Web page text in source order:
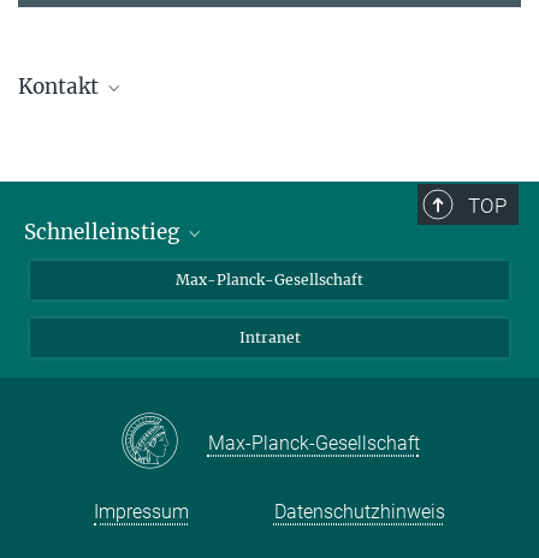
Kontakt
Gudrun.Auffermann@...
TOP
Schnelleinstieg
Ansprechpartner*innen
Kontakt / Anfahrt
Presse- und Öffentlichkeitsarbeit
Max-Planck-Gesellschaft
Intranet
Max-Planck-Gesellschaft
Impressum Datenschutzhinweis